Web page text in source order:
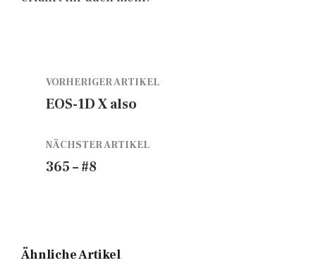
VORHERIGER ARTIKEL
EOS-1D X also
NÄCHSTER ARTIKEL
365 – #8
Ähnliche Artikel